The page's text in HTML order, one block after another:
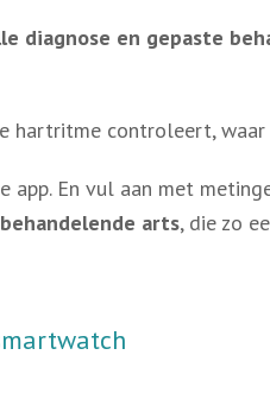
diagnose en gepaste
hartritme controleert,
En vul aan met
arts, die zo